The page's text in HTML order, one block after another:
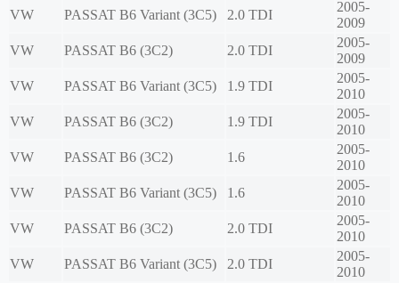
VW
PASSAT B6 Variant (3C5) 2.0 TDI
2005-
2009
VW
PASSAT B6 (3C2) 2.0 TDI
2005-
2009
VW
PASSAT B6 Variant (3C5) 1.9 TDI
2005-
2010
VW
PASSAT B6 (3C2) 1.9 TDI
2005-
2010
VW
PASSAT B6 (3C2) 1.6
2005-
2010
VW
PASSAT B6 Variant (3C5) 1.6
2005-
2010
VW
PASSAT B6 (3C2) 2.0 TDI
2005-
2010
VW
PASSAT B6 Variant (3C5) 2.0 TDI
2005-
2010